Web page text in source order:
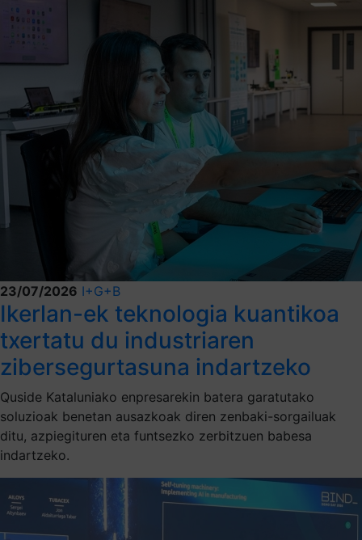
23/07/2026 I+G+B
Ikerlan-ek teknologia kuantikoa
txertatu du industriaren
zibersegurtasuna indartzeko
Quside Kataluniako enpresarekin batera garatutako
soluzioak benetan ausazkoak diren zenbaki-sorgailuak
ditu, azpiegituren eta funtsezko zerbitzuen babesa
indartzeko.